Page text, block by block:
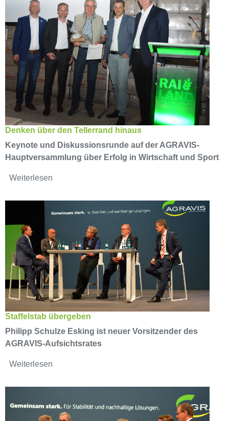
Denken über den Tellerrand hinaus
Keynote und Diskussionsrunde auf der AGRAVIS-
Hauptversammlung über Erfolg in Wirtschaft und Sport
Weiterlesen
Staffelstab übergeben
Philipp Schulze Esking ist neuer Vorsitzender des
AGRAVIS-Aufsichtsrates
Weiterlesen